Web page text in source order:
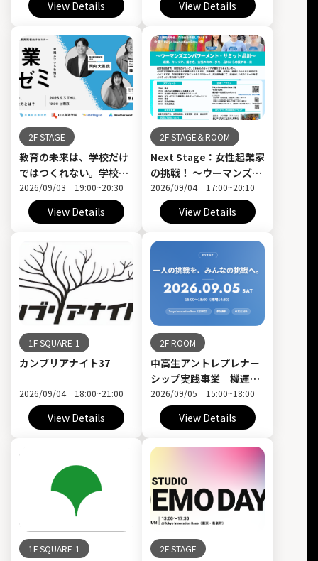
View Details
イント～
View Details
2F STAGE
教育の未来は、学校だけ
ではつくれない。学校×
企業×地域で考える、新
しいキャリア教育
2026/09/03 19:00~20:30
View Details
2F STAGE＆ROOM
Next Stage：女性起業家
の挑戦！ ～ウーマンズエ
ンパワーメント・サミッ
ト 品川～
2026/09/04 17:00~20:10
View Details
1F SQUARE-1
カンブリアナイト37
2026/09/04 18:00~21:00
View Details
2F ROOM
中高生アントレプレナー
シップ実践事業 機運醸
成イベント第二弾
2026/09/05 15:00~18:00
View Details
1F SQUARE-1 2F STAGE